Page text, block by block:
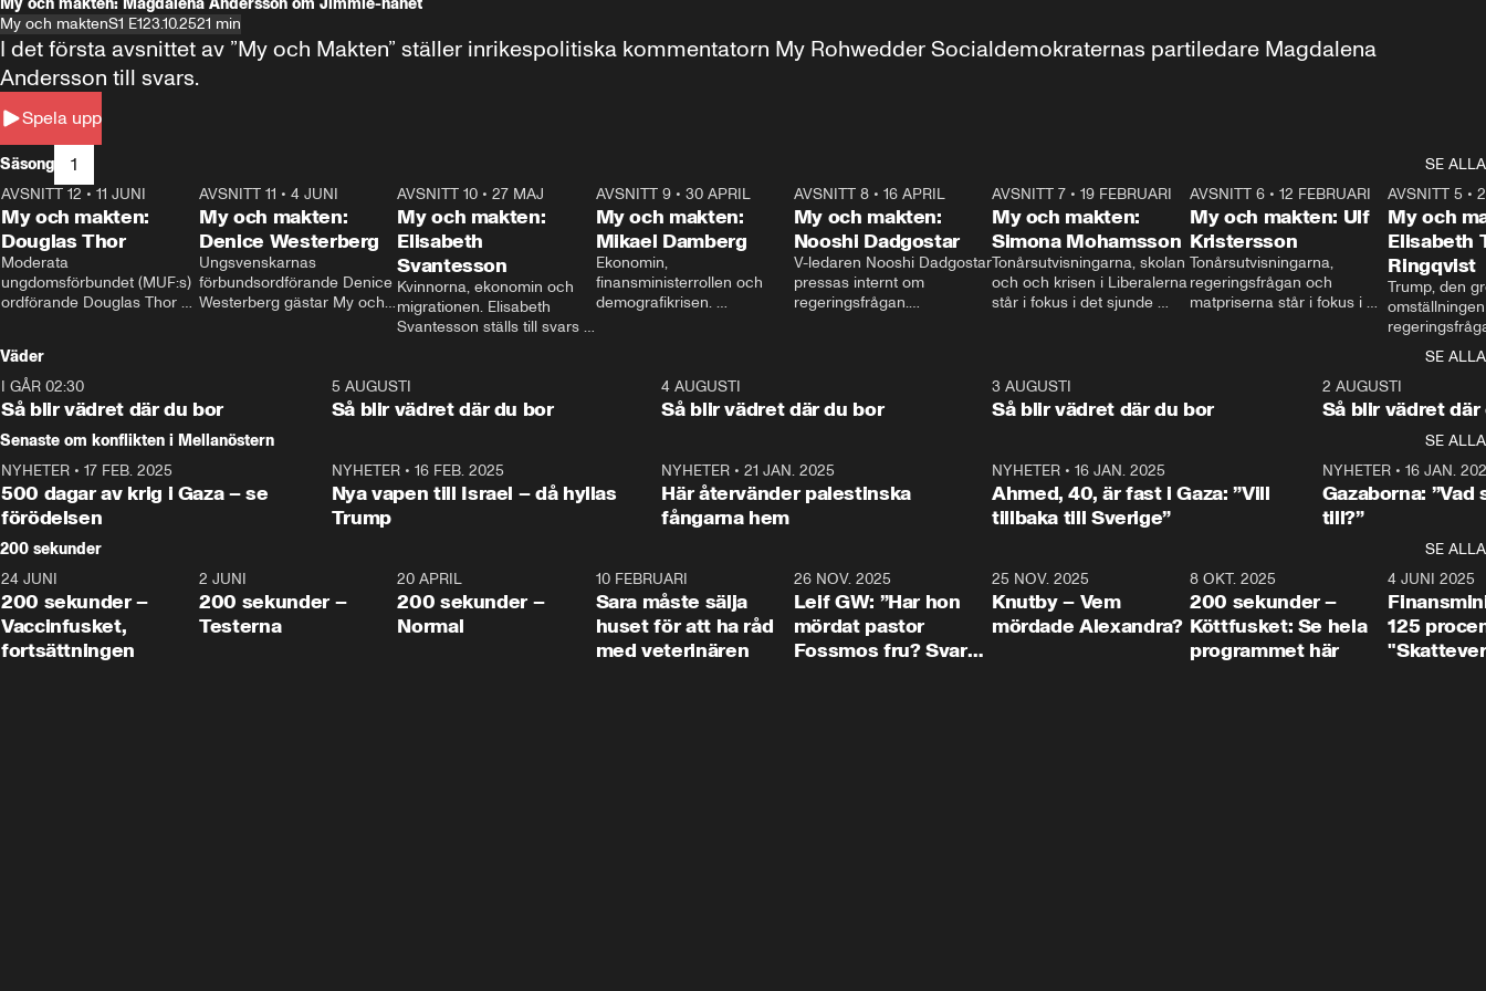
My och maktenS1 E123.10.2521 min
Spela upp
I det första avsnittet av ”My och Makten” ställer inrikespolitiska kommentatorn My Rohwedder Socialdemokraternas partiledare Magdalena
Andersson till svars.
Säsong 1
SE ALLA
26:27
AVSNITT 12 • 11 JUNI
My och makten:
Douglas Thor
Moderata
ungdomsförbundet (MUF:s)
ordförande Douglas Thor
tonårsutvisningarna och hur
Moderaterna ska locka
väljare till valet i höst.
23:40
AVSNITT 11 •4 JUNI
My och makten:
Denice Westerberg
Ungsvenskarnas
förbundsordförande Denice
Westerberg gästar My och
AVSNITT 10 •27 MAJ
My och makten:
Elisabeth
Svantesson
Kvinnorna, ekonomin och
migrationen. Elisabeth
Svantesson ställs till svars
AVSNITT 9• 30 APRIL
My och makten:
Mikael Damberg
Ekonomin,
finansministerrollen och
demografikrisen.
och Makten.
AVSNITT 8• 16 APRIL
My och makten:
Nooshi Dadgostar
V-ledaren Nooshi Dadgostar
pressas internt om
regeringsfrågan.
– Vi ställer upp i val. Ska vi
vara med så sitter vi förstås
24:30
AVSNITT 7• 19 FEBRUARI
My och makten:
Simona Mohamsson
Tonårsutvisningarna, skolan
och och krisen i Liberalerna
står i fokus i det sjunde
kommentator My
Rohwedder ställer
utbildnings- och
Mohamsson till svars.
27:30
AVSNITT 6 •12 FEBRUARI
My och makten: Ulf
Kristersson
Tonårsutvisningarna,
regeringsfrågan och
matpriserna står i fokus i
Rohwedder ställer
statsminister Ulf Kristersson
AVSNITT 5 •
My och
Elisabeth
Ringqvist
Trump, den
centrum i
avsnittet av
Makten”. Se
Aftonbladets
Rohwedder
Thand Ring
Väder
SE ALLA
I GÅR 02:30
Så blir vädret där du bor
1:06
5 AUGUSTI
Så blir vädret där du bor
4 AUGUSTI
Så blir vädret där du bor
3 AUGUSTI
Så blir vädret där du bor
2 AUGUSTI
Så blir vädret där
Senaste om konflikten i Mellanöstern
SE ALLA
NYHETER • 17 FEB. 2025
500 dagar av krig i Gaza – se
förödelsen
NYHETER• 16 FEB. 2025
Nya vapen till Israel – då hyllas
Trump
NYHETER •21 JAN. 2025
Här återvänder palestinska
fångarna hem
NYHETER• 16 JAN. 2025
Ahmed, 40, är fast i Gaza: ”Vill
tillbaka till Sverige”
NYHETER• 16 JAN.
Gazaborna:
till?”
200 sekunder
SE ALLA
5:00
24 JUNI
200 sekunder –
Vaccinfusket,
fortsättningen
4:23
2 JUNI
200 sekunder –
Testerna
20 APRIL
200 sekunder –
Normal
10 FEBRUARI
Sara måste sälja
huset för att ha råd
med veterinären
26 NOV. 2025
Leif GW: ”Har hon
mördat pastor
Fossmos fru? Svar
31:05
25 NOV. 2025
Knutby – Vem
mördade Alexandra?
4:29
8 OKT. 2025
200 sekunder –
Köttfusket: Se hela
programmet här
4 JUNI 2025
125